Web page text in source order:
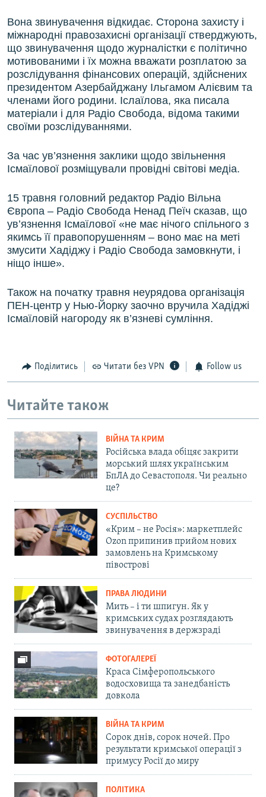
Вона звинувачення відкидає. Сторона захисту і
міжнародні правозахисні організації стверджують,
що звинувачення щодо журналістки є політично
мотивованими і їх можна вважати розплатою за
розслідування фінансових операцій, здійснених
президентом Азербайджану Ільгамом Алієвим та
членами його родини. Іслаїлова, яка писала
матеріали і для Радіо Свобода, відома такими
своїми розслідуваннями.
За час ув’язнення заклики щодо звільнення
Ісмаїлової розміщували провідні світові медіа.
15 травня головний редактор Радіо Вільна
Європа – Радіо Свобода Ненад Пеїч сказав, що
ув’язнення Ісмаїлової «не має нічого спільного з
якимсь її правопорушенням – воно має на меті
змусити Хадіджу і Радіо Свобода замовкнути, і
ніщо інше».
Також на початку травня неурядова організація
ПЕН-центр у Нью-Йорку заочно вручила Хадіджі
Ісмаїловій нагороду як в’язневі сумління.
Поділитись Читати без VPN Follow us
Читайте також
ВІЙНА ТА КРИМ
Російська влада обіцяє закрити
морський шлях українським
БпЛА до Севастополя. Чи реально
це?
СУСПІЛЬСТВО
«Крим – не Росія»: маркетплейс
Ozon припинив прийом нових
замовлень на Кримському
півострові
ПРАВА ЛЮДИНИ
Мить – і ти шпигун. Як у
кримських судах розглядають
звинувачення в держзраді
ФОТОГАЛЕРЕЇ
Краса Сімферопольського
водосховища та занедбаність
довкола
ВІЙНА ТА КРИМ
Сорок днів, сорок ночей. Про
результати кримської операції з
примусу Росії до миру
ПОЛІТИКА